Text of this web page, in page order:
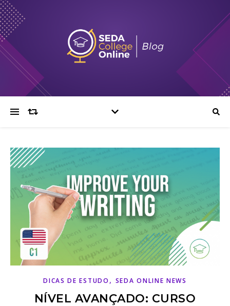
DICAS DE ESTUDO , SEDA ONLINE NEWS
NÍVEL AVANÇADO: CURSO